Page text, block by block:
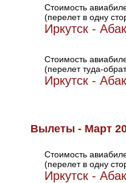
Стоимость
(перелет в одну
Иркутск -
Стоимость
(перелет туда-
Иркутск -
Вылеты - Март
Стоимость
(перелет в одну
Иркутск -